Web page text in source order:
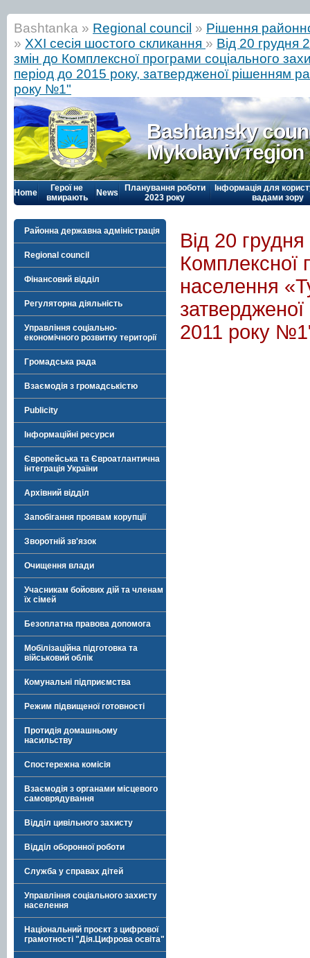
Bashtanka » Regional council » Рішення
» ХХІ сесія шостого скликання » Від 20
змін до Комплексної програми соціального
період до 2015 року, затвердженої рішенням
року №1"
Bashtansky
Mykolayiv region
Home
Герої не
вмирають
News
Планування роботи
2023 року
Інформація для
вадами зору
Районна державна адміністрація
Regional council
Фінансовий відділ
Регуляторна діяльність
Управління соціально-
економічного розвитку території
Громадська рада
Взаємодія з громадськістю
Publicity
Інформаційні ресурси
Європейська та Євроатлантична
інтеграція України
Архівний відділ
Запобігання проявам корупції
Зворотній зв'язок
Очищення влади
Учасникам бойових дій та членам
їх сімей
Безоплатна правова допомога
Мобілізаційна підготовка та
військовий облік
Комунальні підприємства
Режим підвищеної готовності
Протидія домашньому
насильству
Спостережна комісія
Взаємодія з органами місцевого
самоврядування
Відділ цивільного захисту
Відділ оборонної роботи
Служба у справах дітей
Управління соціального захисту
населення
Національний проєкт з цифрової
грамотності "Дія.Цифрова освіта"
Від 20
Комплексної
населення
2011 року